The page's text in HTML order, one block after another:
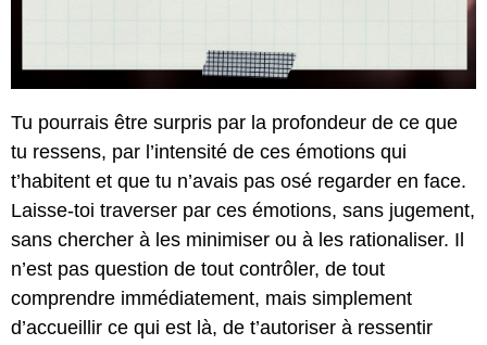
Tu pourrais être surpris par la profondeur de ce que
tu ressens, par l’intensité de ces émotions qui
t’habitent et que tu n’avais pas osé regarder en face.
Laisse-toi traverser par ces émotions, sans jugement,
sans chercher à les minimiser ou à les rationaliser. Il
n’est pas question de tout contrôler, de tout
comprendre immédiatement, mais simplement
d’accueillir ce qui est là, de t’autoriser à ressentir